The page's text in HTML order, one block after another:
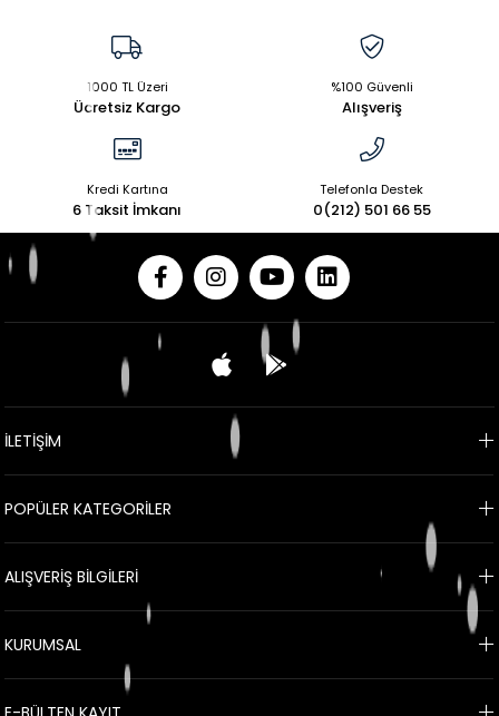
1000 TL Üzeri
Ücretsiz Kargo
%100 Güvenli
Alışveriş
Kredi Kartına
6 Taksit İmkanı
Telefonla Destek
0(212) 501 66 55
İLETİŞİM
POPÜLER KATEGORİLER
ALIŞVERİŞ BİLGİLERİ
KURUMSAL